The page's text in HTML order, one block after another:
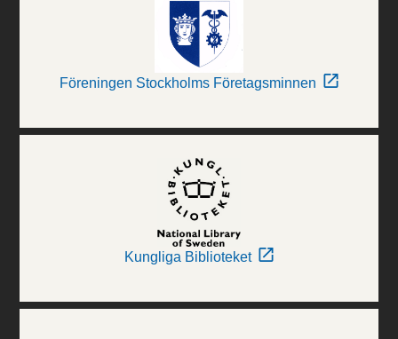
Föreningen Stockholms Företagsminnen
Kungliga Biblioteket